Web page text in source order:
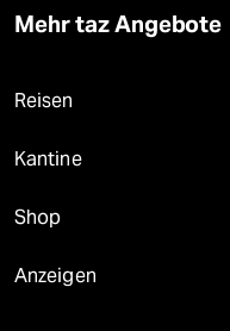
Mehr taz Angebote
Reisen
Kantine
Shop
Anzeigen